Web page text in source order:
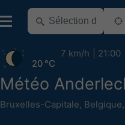
Météo
Bruxelles-Capitale, Belgique
20 °C
7 km/h 21:00